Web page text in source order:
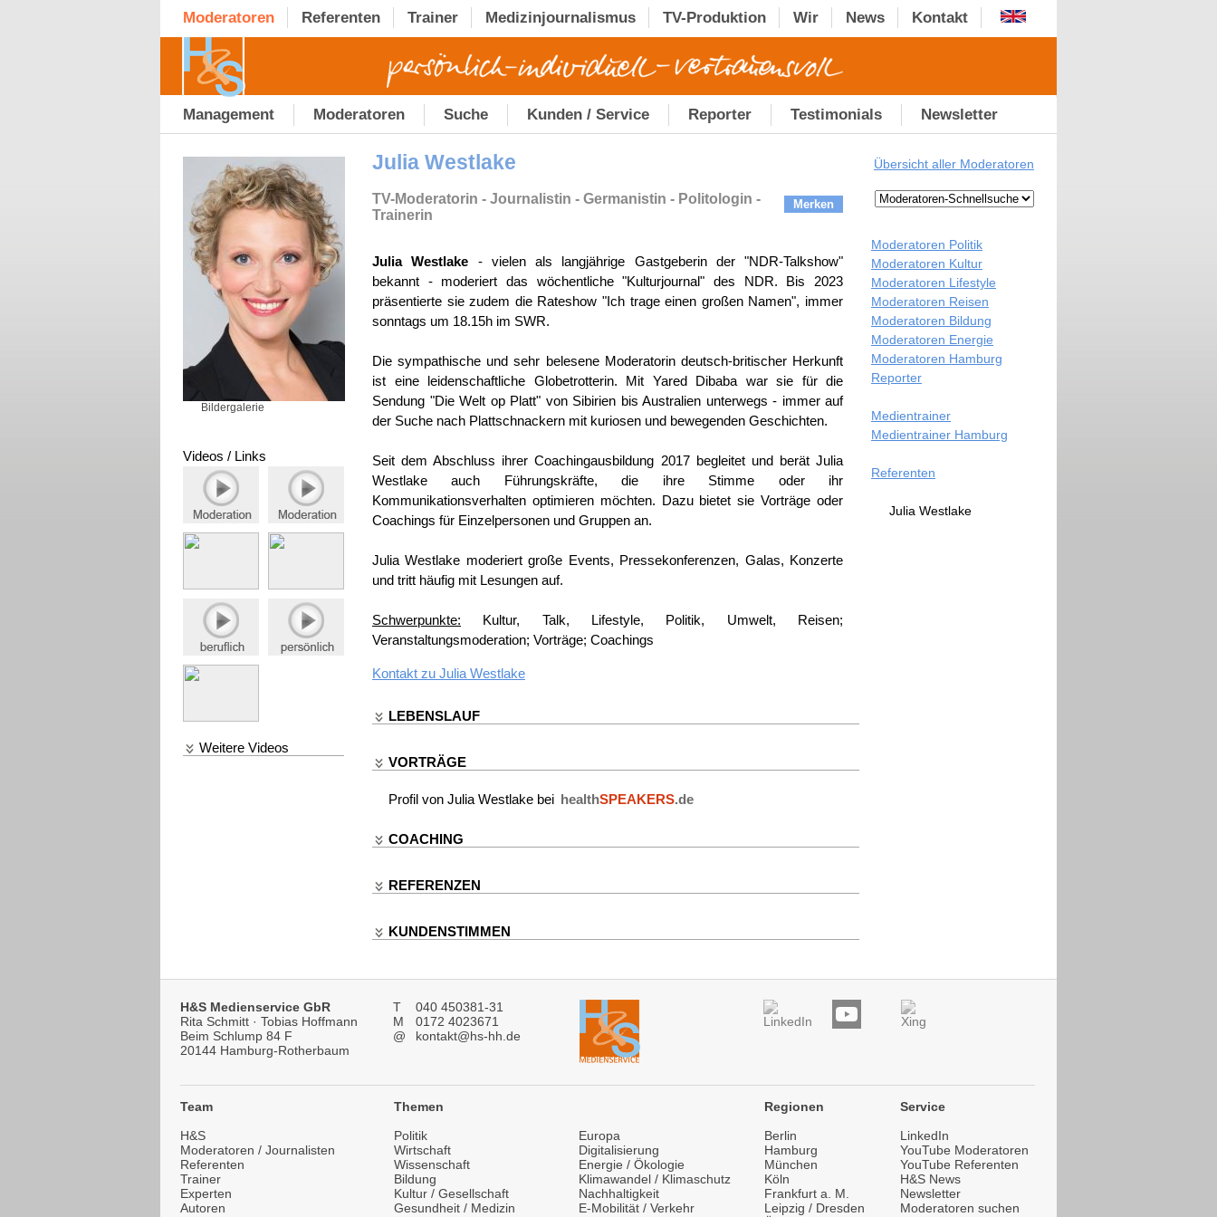
Moderatoren Referenten Trainer Medizinjournalismus TV-Produktion Wir News Kontakt
Management Moderatoren Suche Kunden / Service Reporter Testimonials Newsletter
Bildergalerie
Bildergalerie
Videos / Links
Weitere Videos
Julia Westlake
Merken
TV-Moderatorin - Journalistin - Germanistin - Politologin -
Trainerin
Julia Westlake - vielen als langjährige Gastgeberin der "NDR-Talkshow"
bekannt - moderiert das wöchentliche "Kulturjournal" des NDR. Bis 2023
präsentierte sie zudem die Rateshow "Ich trage einen großen Namen", immer
sonntags um 18.15h im SWR.
Die sympathische und sehr belesene Moderatorin deutsch-britischer Herkunft
ist eine leidenschaftliche Globetrotterin. Mit Yared Dibaba war sie für die
Sendung "Die Welt op Platt" von Sibirien bis Australien unterwegs - immer auf
der Suche nach Plattschnackern mit kuriosen und bewegenden Geschichten.
Seit dem Abschluss ihrer Coachingausbildung 2017 begleitet und berät Julia
Westlake auch Führungskräfte, die ihre Stimme oder ihr
Kommunikationsverhalten optimieren möchten. Dazu bietet sie Vorträge oder
Coachings für Einzelpersonen und Gruppen an.
Julia Westlake moderiert große Events, Pressekonferenzen, Galas, Konzerte
und tritt häufig mit Lesungen auf.
Schwerpunkte: Kultur, Talk, Lifestyle, Politik, Umwelt, Reisen;
Veranstaltungsmoderation; Vorträge; Coachings
Kontakt zu Julia Westlake
LEBENSLAUF
VORTRÄGE
Profil von Julia Westlake bei healthSPEAKERS.de
COACHING
REFERENZEN
KUNDENSTIMMEN
Übersicht aller Moderatoren
Moderatoren Politik
Moderatoren Kultur
Moderatoren Lifestyle
Moderatoren Reisen
Moderatoren Bildung
Moderatoren Energie
Moderatoren Hamburg
Reporter
Medientrainer
Medientrainer Hamburg
Referenten
Julia Westlake
H&S Medienservice GbR
Rita Schmitt · Tobias Hoffmann
Beim Schlump 84 F
20144 Hamburg-Rotherbaum
T
040 450381-31
M
0172 4023671
@
kontakt@hs-hh.de
Team
H&S
Moderatoren / Journalisten
Referenten
Trainer
Experten
Autoren
Themen
Politik
Wirtschaft
Wissenschaft
Bildung
Kultur / Gesellschaft
Gesundheit / Medizin
Europa
Digitalisierung
Energie / Ökologie
Klimawandel / Klimaschutz
Nachhaltigkeit
E-Mobilität / Verkehr
Regionen
Berlin
Hamburg
München
Köln
Frankfurt a. M.
Leipzig / Dresden
Service
LinkedIn
YouTube Moderatoren
YouTube Referenten
H&S News
Newsletter
Moderatoren suchen